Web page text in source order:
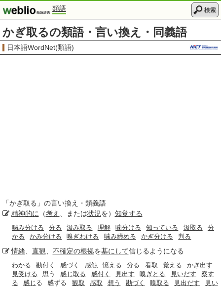
類語 検索
かぎ取るの類語・言い換え・同義語
日本語WordNet(類語)
「かぎ取る 」の言い換え・類義語
精神的に （考え 、または状況を） 知覚する
噛み分ける 分る 汲み取る 理解 噛分ける 知っている 汲取る
分
かる
かみ分ける 嗅ぎわける 噛み締める かぎ分ける 判る
情緒、 直観 不確定の根拠を基にして信じるようになる
わかる 勘付く 感づく 感触 憶える 分る 看取 覚え る
かぎ出す
見受ける
思う 感じ取る 感付く 見出す 嗅ぎとる 見いだす
察す
る
感じ る 感ずる 観取 感取 想う 勘づく 嗅取る 見出だす
見い